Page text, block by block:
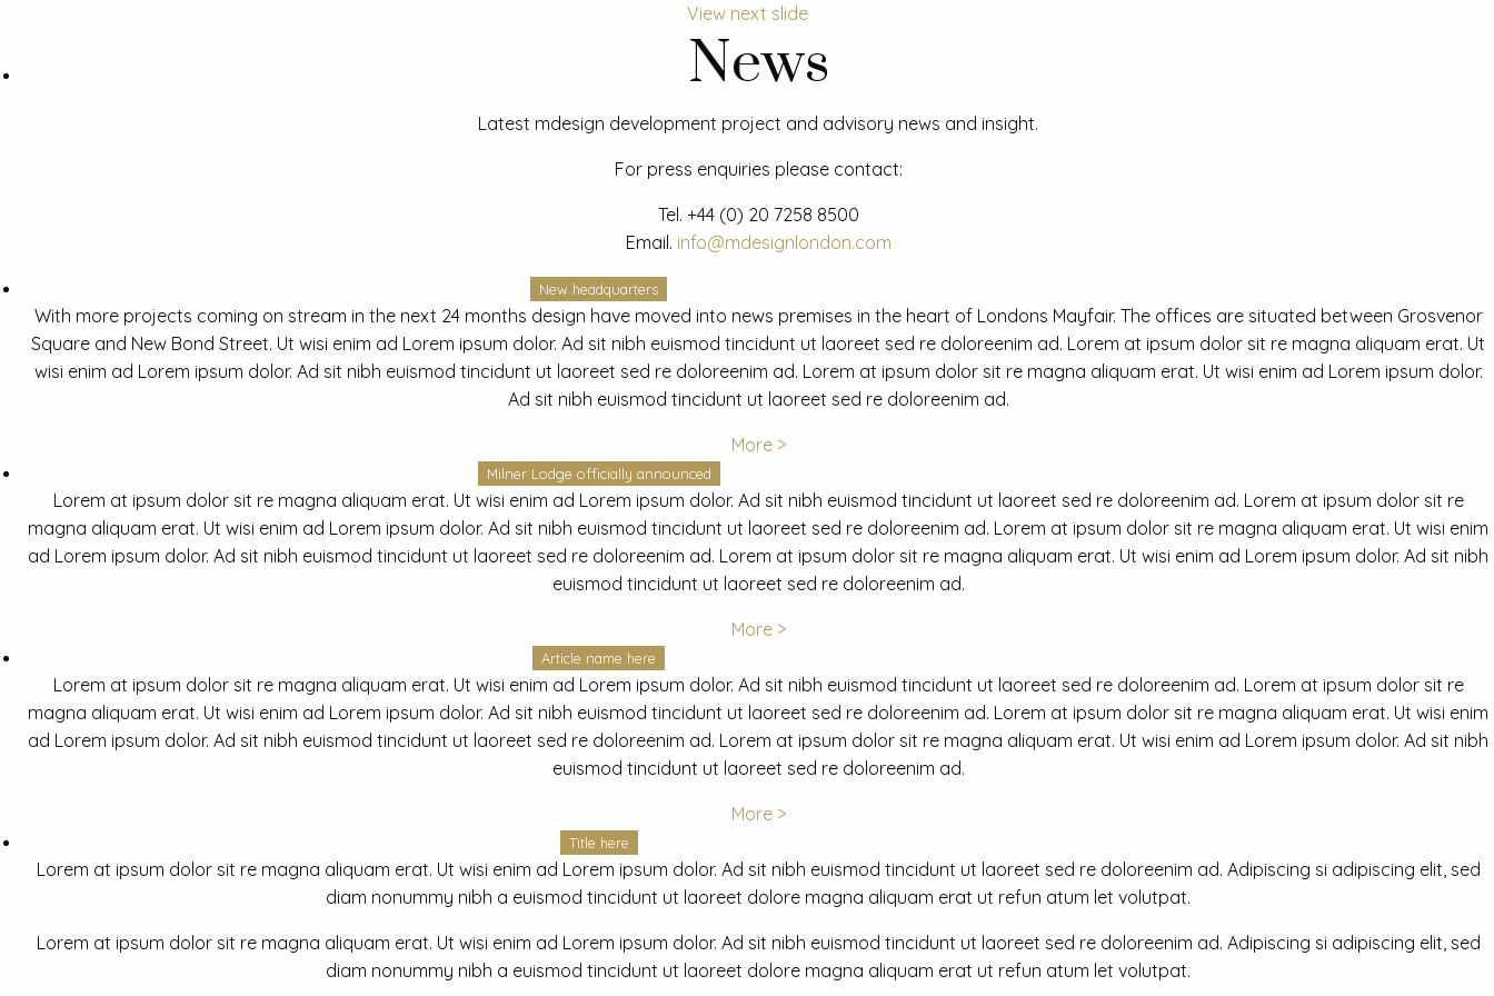
View next slide
News
Latest mdesign development project and advisory news and insight.
For press enquiries please contact:
Tel. +44 (0) 20 7258 8500
Email. info@mdesignlondon.com
New headquarters
With more projects coming on stream in the next 24 months design have moved into news premises in the heart of Londons Mayfair. The offices are situated between Grosvenor
Square and New Bond Street. Ut wisi enim ad Lorem ipsum dolor. Ad sit nibh euismod tincidunt ut laoreet sed re doloreenim ad. Lorem at ipsum dolor sit re magna aliquam erat. Ut
wisi enim ad Lorem ipsum dolor. Ad sit nibh euismod tincidunt ut laoreet sed re doloreenim ad. Lorem at ipsum dolor sit re magna aliquam erat. Ut wisi enim ad Lorem ipsum dolor.
Ad sit nibh euismod tincidunt ut laoreet sed re doloreenim ad.
More >
Milner Lodge officially announced
Lorem at ipsum dolor sit re magna aliquam erat. Ut wisi enim ad Lorem ipsum dolor. Ad sit nibh euismod tincidunt ut laoreet sed re doloreenim ad. Lorem at ipsum dolor sit re
magna aliquam erat. Ut wisi enim ad Lorem ipsum dolor. Ad sit nibh euismod tincidunt ut laoreet sed re doloreenim ad. Lorem at ipsum dolor sit re magna aliquam erat. Ut wisi enim
ad Lorem ipsum dolor. Ad sit nibh euismod tincidunt ut laoreet sed re doloreenim ad. Lorem at ipsum dolor sit re magna aliquam erat. Ut wisi enim ad Lorem ipsum dolor. Ad sit nibh
euismod tincidunt ut laoreet sed re doloreenim ad.
More >
Article name here
Lorem at ipsum dolor sit re magna aliquam erat. Ut wisi enim ad Lorem ipsum dolor. Ad sit nibh euismod tincidunt ut laoreet sed re doloreenim ad. Lorem at ipsum dolor sit re
magna aliquam erat. Ut wisi enim ad Lorem ipsum dolor. Ad sit nibh euismod tincidunt ut laoreet sed re doloreenim ad. Lorem at ipsum dolor sit re magna aliquam erat. Ut wisi enim
ad Lorem ipsum dolor. Ad sit nibh euismod tincidunt ut laoreet sed re doloreenim ad. Lorem at ipsum dolor sit re magna aliquam erat. Ut wisi enim ad Lorem ipsum dolor. Ad sit nibh
euismod tincidunt ut laoreet sed re doloreenim ad.
More >
Title here
Lorem at ipsum dolor sit re magna aliquam erat. Ut wisi enim ad Lorem ipsum dolor. Ad sit nibh euismod tincidunt ut laoreet sed re doloreenim ad. Adipiscing si adipiscing elit, sed
diam nonummy nibh a euismod tincidunt ut laoreet dolore magna aliquam erat ut refun atum let volutpat.
Lorem at ipsum dolor sit re magna aliquam erat. Ut wisi enim ad Lorem ipsum dolor. Ad sit nibh euismod tincidunt ut laoreet sed re doloreenim ad. Adipiscing si adipiscing elit, sed
diam nonummy nibh a euismod tincidunt ut laoreet dolore magna aliquam erat ut refun atum let volutpat.